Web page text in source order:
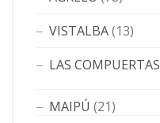
VISTALBA(13)
LAS COMPUERTAS
MAIPÚ (21)